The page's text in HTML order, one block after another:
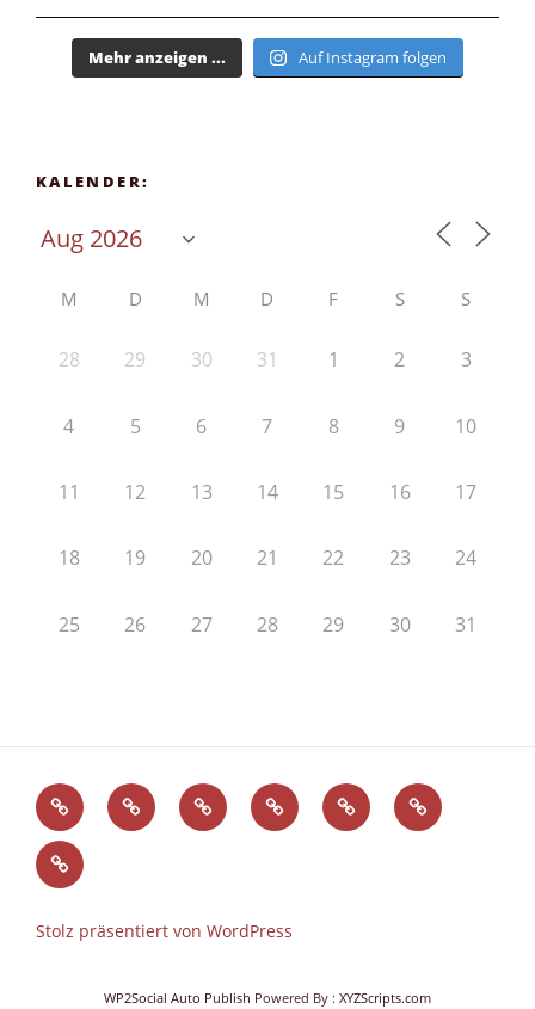
Mehr anzeigen ... Auf Instagram folgen
KALENDER:
M D M D F S S
28 29 30 31 1 2 3
4 5 6 7 8 9 10
11 12 13 14 15 16 17
18 19 20 21 22 23 24
25 26 27 28 29 30 31
Administration
KontaktImpressum
und
Intern
Surfcamp-
Workout
Freiraum
Advent
im
Stolz präsentiert von WordPress
WP2Social Auto Publish Powered By : XYZScripts.com